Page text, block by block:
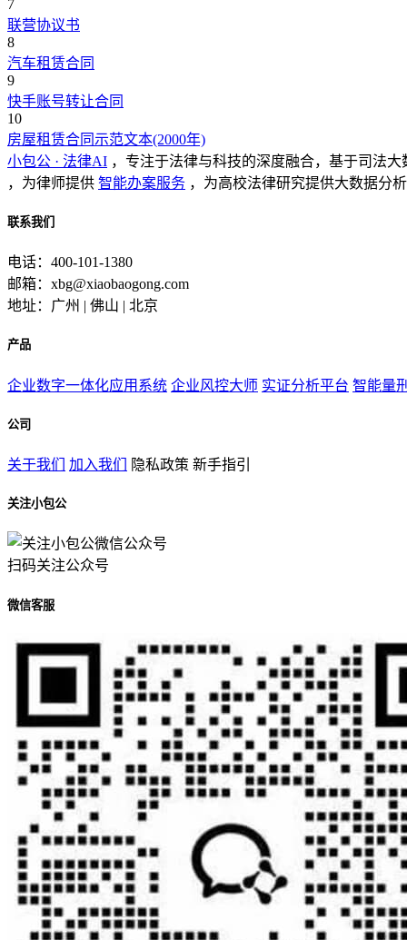
7
联营协议书
8
汽车租赁合同
9
快手账号转让合同
10
房屋租赁合同示范文本(2000年)
小包公 · 法律AI ，专注于法律与科技的深度融合，基于司法
，为律师提供 智能办案服务 ，为高校法律研究提供大数据分
联系我们
电话：400-101-1380
邮箱：xbg@xiaobaogong.com
地址：广州 | 佛山 | 北京
产品
企业数字一体化应用系统 企业风控大师 实证分析平台 智能量
公司
关于我们 加入我们 隐私政策 新手指引
关注小包公
扫码关注公众号
微信客服